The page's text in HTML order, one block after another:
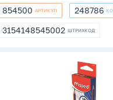
(22
шт.
в
854500
854500 АРТИКУЛ 248786
248786
3154148545002
3154148545002 ШТРИХКОД